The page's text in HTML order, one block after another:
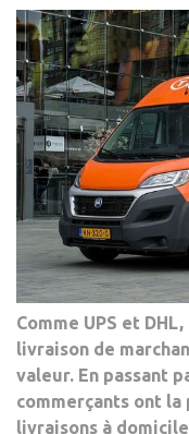
Comme UPS et
livraison de
valeur. En passant
commerçants ont
livraisons à